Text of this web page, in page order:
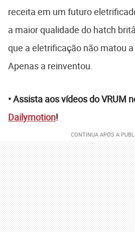
receita em um futuro
a maior qualidade do hatch
que a eletrificação não matou
Apenas a reinventou.
• Assista aos vídeos do VRUM
Dailymotion!